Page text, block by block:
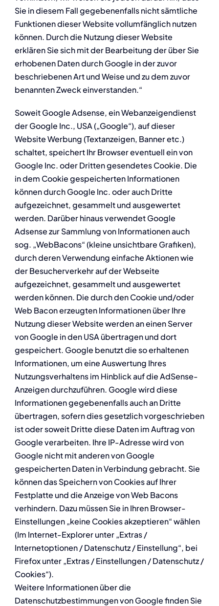
Sie in diesem Fall gegebenenfalls nicht sämtliche
Funktionen dieser Website vollumfänglich nutzen
können. Durch die Nutzung dieser Website
erklären Sie sich mit der Bearbeitung der über Sie
erhobenen Daten durch Google in der zuvor
beschriebenen Art und Weise und zu dem zuvor
benannten Zweck einverstanden.“
Soweit Google Adsense, ein Webanzeigendienst
der Google Inc., USA („Google“), auf dieser
Website Werbung (Textanzeigen, Banner etc.)
schaltet, speichert Ihr Browser eventuell ein von
Google Inc. oder Dritten gesendetes Cookie. Die
in dem Cookie gespeicherten Informationen
können durch Google Inc. oder auch Dritte
aufgezeichnet, gesammelt und ausgewertet
werden. Darüber hinaus verwendet Google
Adsense zur Sammlung von Informationen auch
sog. „WebBacons“ (kleine unsichtbare Grafiken),
durch deren Verwendung einfache Aktionen wie
der Besucherverkehr auf der Webseite
aufgezeichnet, gesammelt und ausgewertet
werden können. Die durch den Cookie und/oder
Web Bacon erzeugten Informationen über Ihre
Nutzung dieser Website werden an einen Server
von Google in den USA übertragen und dort
gespeichert. Google benutzt die so erhaltenen
Informationen, um eine Auswertung Ihres
Nutzungsverhaltens im Hinblick auf die AdSense-
Anzeigen durchzuführen. Google wird diese
Informationen gegebenenfalls auch an Dritte
übertragen, sofern dies gesetzlich vorgeschrieben
ist oder soweit Dritte diese Daten im Auftrag von
Google verarbeiten. Ihre IP-Adresse wird von
Google nicht mit anderen von Google
gespeicherten Daten in Verbindung gebracht. Sie
können das Speichern von Cookies auf Ihrer
Festplatte und die Anzeige von Web Bacons
verhindern. Dazu müssen Sie in Ihren Browser-
Einstellungen „keine Cookies akzeptieren“ wählen
(Im Internet-Explorer unter „Extras /
Internetoptionen / Datenschutz / Einstellung“, bei
Firefox unter „Extras / Einstellungen / Datenschutz /
Cookies“).
Weitere Informationen über die
Datenschutzbestimmungen von Google finden Sie